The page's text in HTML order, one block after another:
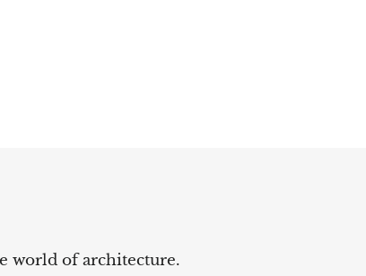
world of architecture.